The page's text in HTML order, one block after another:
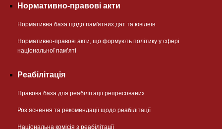
Нормативно-правові акти
Нормативна база щодо пам'ятних дат та ювілеїв
Нормативно-правові акти, що формують політику у сфері
національної памʼяті
Реабілітація
Правова база для реабілітації репресованих
Розʼяснення та рекомендації щодо реабілітації
Національна комісія з реабілітації